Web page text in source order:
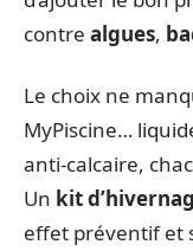
contre algues,
Le choix ne
MyPiscine…
anti-calcaire,
Un kit
effet préventif et